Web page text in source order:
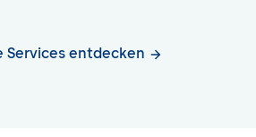
Services entdecken